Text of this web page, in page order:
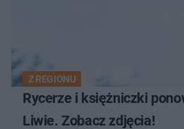
Z REGIONU
Rycerze i księżniczki
Liwie. Zobacz zdjęcia!